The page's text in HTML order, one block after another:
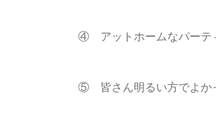
④ アットホームなパーテ
⑤ 皆さん明るい方でよか